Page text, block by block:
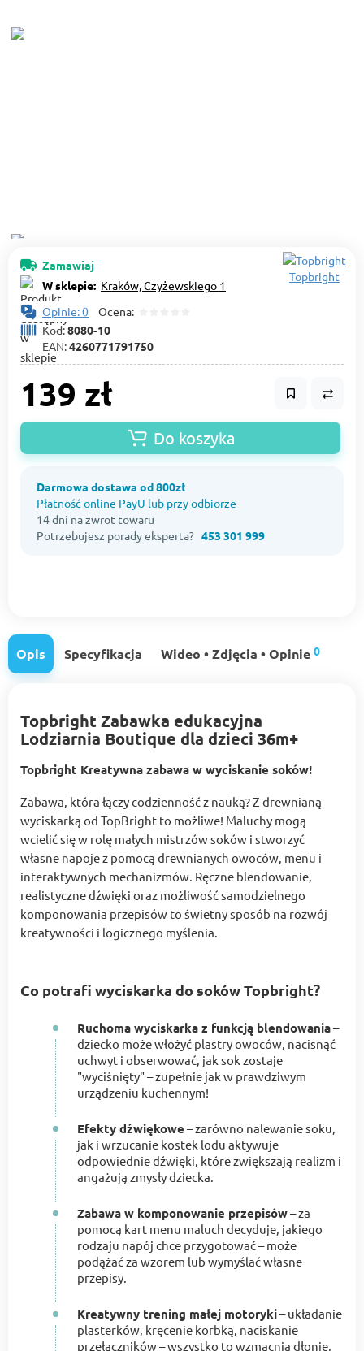
Zamawiaj
W sklepie: Kraków, Czyżewskiego 1
Opinie: 0 Ocena:
Kod:8080-10
EAN:4260771791750
Topbright
139 zł
Do koszyka
Darmowa dostawa od 800zł
Płatność online PayU lub przy odbiorze
14 dni na zwrot towaru
Potrzebujesz porady eksperta? 453 301 999
Opis Specyfikacja Wideo • Zdjęcia • Opinie 0
Topbright Zabawka edukacyjna
Lodziarnia Boutique dla dzieci 36m+
Topbright Kreatywna zabawa w wyciskanie soków!
Zabawa, która łączy codzienność z nauką? Z drewnianą
wyciskarką od TopBright to możliwe! Maluchy mogą
wcielić się w rolę małych mistrzów soków i stworzyć
własne napoje z pomocą drewnianych owoców, menu i
interaktywnych mechanizmów. Ręczne blendowanie,
realistyczne dźwięki oraz możliwość samodzielnego
komponowania przepisów to świetny sposób na rozwój
kreatywności i logicznego myślenia.
Co potrafi wyciskarka do soków Topbright?
Ruchoma wyciskarka z funkcją blendowania–
dziecko może włożyć plastry owoców, nacisnąć
uchwyt i obserwować, jak sok zostaje
"wyciśnięty" – zupełnie jak w prawdziwym
urządzeniu kuchennym!
Efekty dźwiękowe – zarówno nalewanie soku,
jak i wrzucanie kostek lodu aktywuje
odpowiednie dźwięki, które zwiększają realizm i
angażują zmysły dziecka.
Zabawa w komponowanie przepisów– za
pomocą kart menu maluch decyduje, jakiego
rodzaju napój chce przygotować – może
podążać za wzorem lub wymyślać własne
przepisy.
Kreatywny trening małej motoryki– układanie
plasterków, kręcenie korbką, naciskanie
przełączników – wszystko to wzmacnia dłonie,